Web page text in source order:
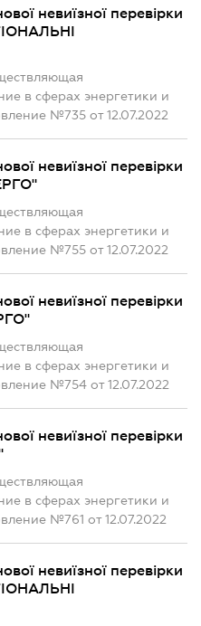
невиїзної перевірки
в сферах энергетики и
№735 от 12.07.2022
невиїзної перевірки
в сферах энергетики и
№755 от 12.07.2022
невиїзної перевірки
в сферах энергетики и
№754 от 12.07.2022
невиїзної перевірки
в сферах энергетики и
№761 от 12.07.2022
невиїзної перевірки